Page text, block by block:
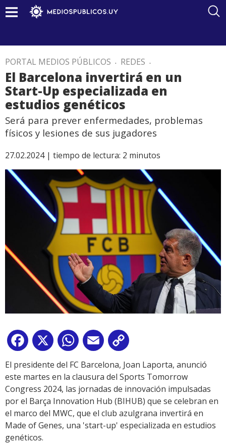
PORTAL MEDIOS PÚBLICOS . REDES .
El Barcelona invertirá en un
Start-Up especializada en
estudios genéticos
Será para prever enfermedades, problemas
físicos y lesiones de sus jugadores
27.02.2024 | tiempo de lectura: 2 minutos
Facebook
X WhatsApp
Email
Link
El presidente del FC Barcelona, Joan Laporta, anunció
este martes en la clausura del Sports Tomorrow
Congress 2024, las jornadas de innovación impulsadas
por el Barça Innovation Hub (BIHUB) que se celebran en
el marco del MWC, que el club azulgrana invertirá en
Made of Genes, una 'start-up' especializada en estudios
genéticos.